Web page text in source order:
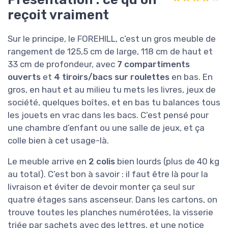
reçoit vraiment
Sur le principe, le FOREHILL, c’est un gros meuble de
rangement de 125,5 cm de large, 118 cm de haut et
33 cm de profondeur, avec 7 compartiments
ouverts et 4 tiroirs/bacs sur roulettes en bas. En
gros, en haut et au milieu tu mets les livres, jeux de
société, quelques boîtes, et en bas tu balances tous
les jouets en vrac dans les bacs. C’est pensé pour
une chambre d’enfant ou une salle de jeux, et ça
colle bien à cet usage-là.
Le meuble arrive en 2 colis bien lourds (plus de 40 kg
au total). C’est bon à savoir : il faut être là pour la
livraison et éviter de devoir monter ça seul sur
quatre étages sans ascenseur. Dans les cartons, on
trouve toutes les planches numérotées, la visserie
triée par sachets avec des lettres, et une notice